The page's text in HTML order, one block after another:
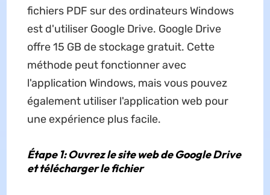
fichiers PDF sur des ordinateurs Windows
est d'utiliser Google Drive. Google Drive
offre 15 GB de stockage gratuit. Cette
méthode peut fonctionner avec
l'application Windows, mais vous pouvez
également utiliser l'application web pour
une expérience plus facile.
Étape 1: Ouvrez le site web de Google Drive
et télécharger le fichier